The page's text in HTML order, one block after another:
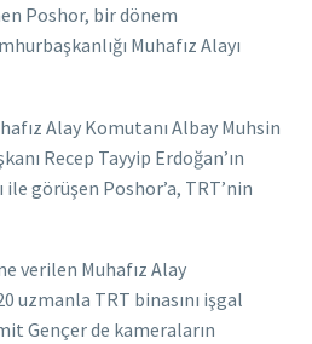
Poshor, bir dönem
Muhafız Alayı
Alay Komutanı Albay Muhsin
Recep Tayyip Erdoğan’ın
ile görüşen Poshor’a, TRT’nin
verilen Muhafız Alay
uzmanla TRT binasını işgal
Gençer de kameraların